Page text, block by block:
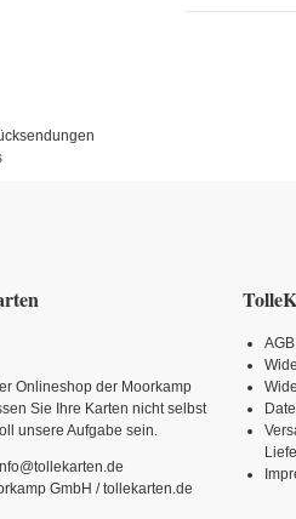
Onlineshop der Moorkamp
Sie Ihre Karten nicht selbst
unsere Aufgabe sein.
GmbH / tollekarten.de
AGB